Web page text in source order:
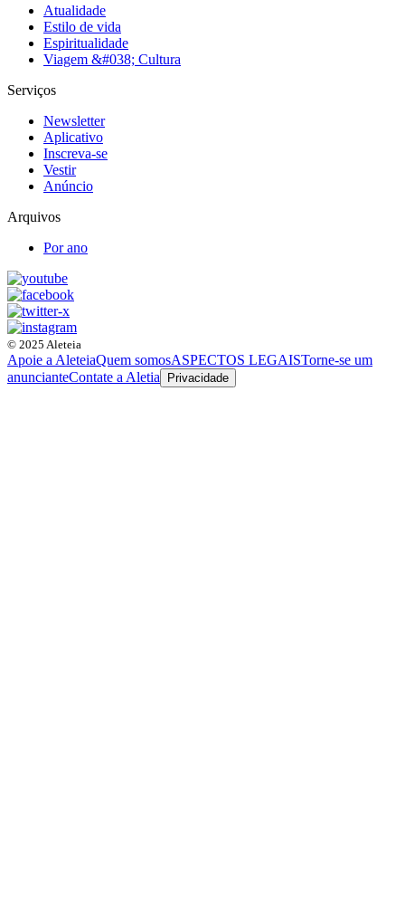
Atualidade
Estilo de vida
Espiritualidade
Viagem &#038; Cultura
Serviços
Newsletter
Aplicativo
Inscreva-se
Vestir
Anúncio
Arquivos
Por ano
© 2025 Aleteia
Apoie a AleteiaQuem somosASPECTOS LEGAISTorne-se um
anuncianteContate a Aletia Privacidade